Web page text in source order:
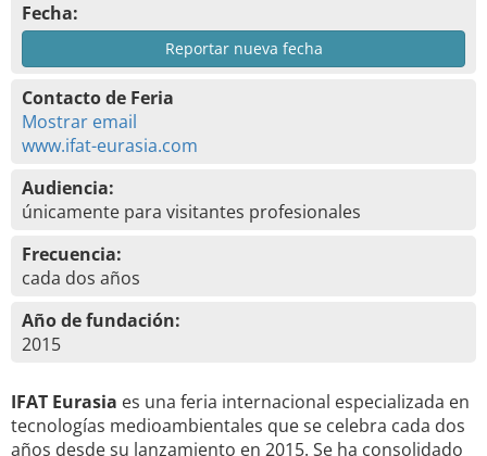
Fecha:
Reportar nueva fecha
Contacto de Feria
Mostrar email
www.ifat-eurasia.com
Audiencia:
únicamente para visitantes profesionales
Frecuencia:
cada dos años
Año de fundación:
2015
IFAT Eurasia es una feria internacional especializada en
tecnologías medioambientales que se celebra cada dos
años desde su lanzamiento en 2015. Se ha consolidado